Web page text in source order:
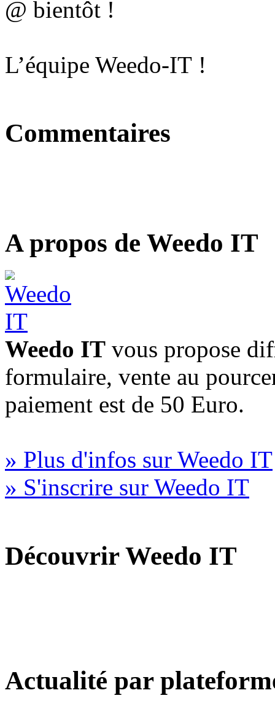
@ bientôt !
L’équipe Weedo-IT !
Commentaires
A propos de Weedo IT
Weedo IT vous propose
formulaire, vente au
paiement est de 50 Euro.
» Plus d'infos sur Weedo IT
» S'inscrire sur Weedo IT
Découvrir Weedo IT
Actualité par